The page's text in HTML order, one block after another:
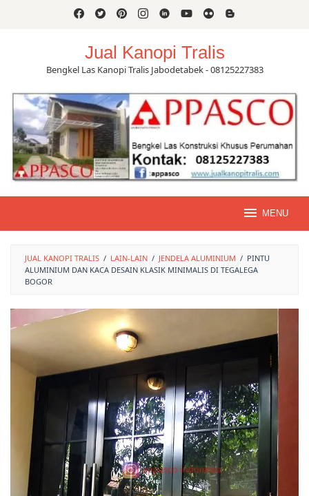
Jual Kanopi Tralis
Bengkel Las Kanopi Tralis Jabodetabek - 08125227383
MENU
JUAL KANOPI TRALIS / LAIN-LAIN / JENDELA ALUMINIUM / PINTU
ALUMINIUM DAN KACA DESAIN KLASIK MINIMALIS DI TEGALEGA
BOGOR